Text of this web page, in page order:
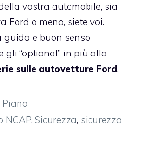
vostra automobile, sia
Ford o meno, siete voi.
guida e buon senso
gli “optional” in più alla
sulle autovetture Ford.
Piano
NCAP,Sicurezza, sicurezza